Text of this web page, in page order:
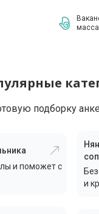
подборку
и поможет с
и